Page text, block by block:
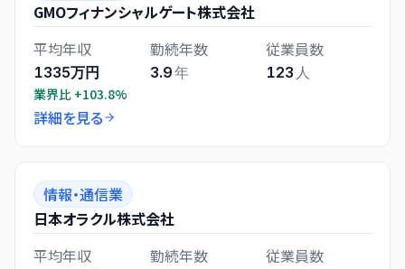
GMOフィナンシャルゲート株式会社
平均年収
1335万円
業界比 +103.8%
勤続年数
3.9年
従業員数
123 人
詳細を見る
情報・通信業
日本オラクル株式会社
平均年収
勤続年数 従業員数